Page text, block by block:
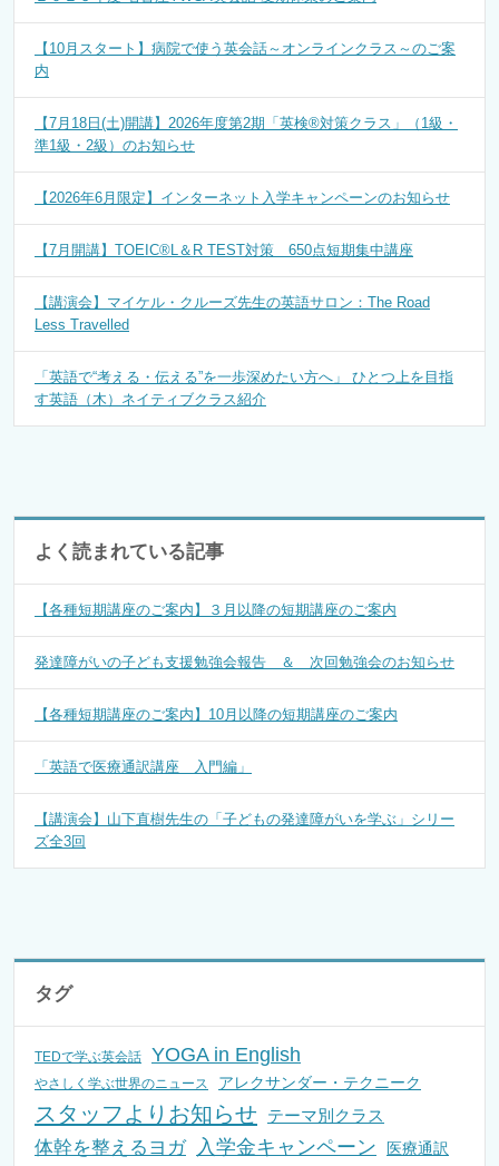
【10月スタート】病院で使う英会話～オンラインクラス～のご案
内
【7月18日(土)開講】2026年度第2期「英検®対策クラス」（1級・
準1級・2級）のお知らせ
【2026年6月限定】インターネット入学キャンペーンのお知らせ
【7月開講】TOEIC®L＆R TEST対策 650点短期集中講座
【講演会】マイケル・クルーズ先生の英語サロン：The Road
Less Travelled
「英語で“考える・伝える”を一歩深めたい方へ」 ひとつ上を目指
す英語（木）ネイティブクラス紹介
よく読まれている記事
【各種短期講座のご案内】３月以降の短期講座のご案内
発達障がいの子ども支援勉強会報告 ＆ 次回勉強会のお知らせ
【各種短期講座のご案内】10月以降の短期講座のご案内
「英語で医療通訳講座 入門編」
【講演会】山下直樹先生の「子どもの発達障がいを学ぶ」シリー
ズ全3回
タグ
TEDで学ぶ英会話 YOGA in English
やさしく学ぶ世界のニュース アレクサンダー・テクニーク
スタッフよりお知らせ テーマ別クラス
体幹を整えるヨガ 入学金キャンペーン 医療通訳